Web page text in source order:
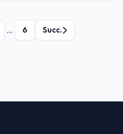
... 6 Succ.